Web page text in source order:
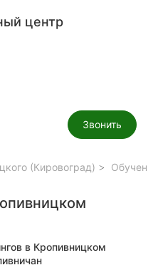
центр
Звонить
(Кировоград)
в Кропивницком